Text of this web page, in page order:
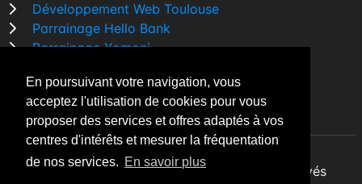
En poursuivant votre navigation, vous
acceptez l'utilisation de cookies pour vous
proposer des services et offres adaptés à vos
centres d'intérêts et mesurer la fréquentation
de nos services. En savoir plus
Développement Web Toulouse
Parrainage Hello Bank
Parrainage Yomoni
Comparatif banque
By Night v5.7.3| © 2026 - Tous droits réservés